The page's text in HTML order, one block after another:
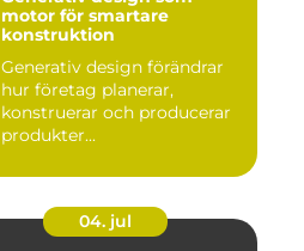
motor för smartare
konstruktion
Generativ design förändrar
hur företag planerar,
konstruerar och producerar
produkter...
04. jul